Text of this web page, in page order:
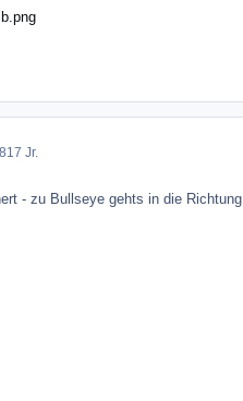
17 Jr.
- zu Bullseye gehts in die Richtung